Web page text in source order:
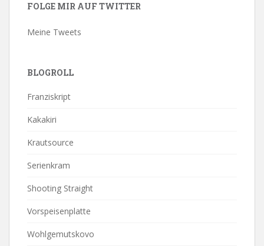
FOLGE MIR AUF TWITTER
Meine Tweets
BLOGROLL
Franziskript
Kakakiri
Krautsource
Serienkram
Shooting Straight
Vorspeisenplatte
Wohlgemutskovo